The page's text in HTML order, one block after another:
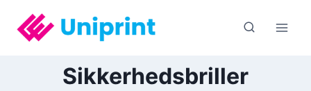
indhold
Sikkerhedsbriller